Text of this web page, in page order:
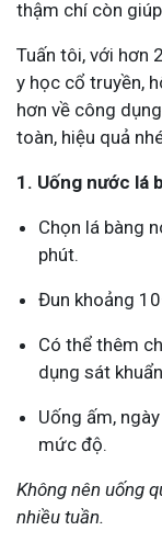
thậm chí còn
Tuấn tôi, với hơn
y học cổ truyền,
hơn về công
toàn, hiệu quả
1. Uống nước lá
Chọn lá bàng
phút.
Đun khoảng
Có thể thêm
dụng sát
Uống ấm,
mức độ.
Không nên uống
nhiều tuần.